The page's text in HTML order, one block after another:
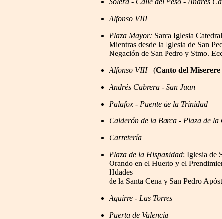
Alfonso VIII
Plaza Mayor: Santa Iglesia
Mientras desde la Iglesia de San
Negación de San Pedro y Stmo.
Alfonso VIII
(Canto del
Andrés Cabrera - San Juan
Palafox - Puente de la Trinidad
Calderón de la Barca - Plaza de la
Carretería
Plaza de la Hispanidad: Iglesia de
Orando en el Huerto y el
Hdades
de la Santa Cena y San Pedro
Aguirre - Las Torres
Puerta de Valencia